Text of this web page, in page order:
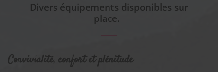
Divers équipements disponibles sur
place.
Convivialité, confort et plénitude